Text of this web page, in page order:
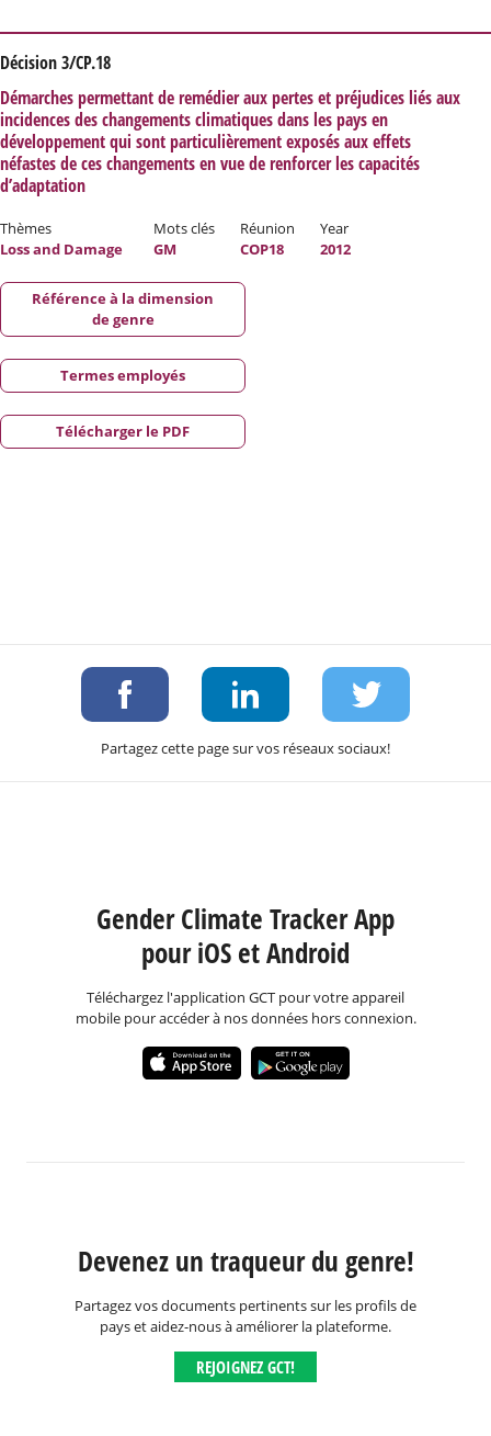
Décision 3/CP.18
Démarches permettant de remédier aux pertes et préjudices liés aux
incidences des changements climatiques dans les pays en
développement qui sont particulièrement exposés aux effets
néfastes de ces changements en vue de renforcer les capacités
d’adaptation
Thèmes
Loss and Damage
Mots clés
GM
Réunion
COP18
Year
2012
Référence à la dimension
de genre
Termes employés
Télécharger le PDF
Partagez cette page sur vos réseaux sociaux!
Gender Climate Tracker App
pour iOS et Android
Téléchargez l'application GCT pour votre appareil
mobile pour accéder à nos données hors connexion.
Devenez un traqueur du genre!
Partagez vos documents pertinents sur les profils de
pays et aidez-nous à améliorer la plateforme.
REJOIGNEZ GCT!